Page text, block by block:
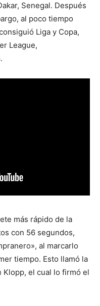
Senegal. Después
al poco tiempo
Liga y Copa,
League,
más rápido de la
con 56 segundos,
al marcarlo
tiempo. Esto llamó la
el cual lo firmó el